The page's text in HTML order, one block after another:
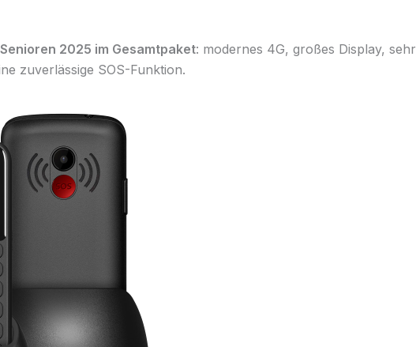
2025 im Gesamtpaket: modernes 4G, großes Display, sehr
zuverlässige SOS-Funktion.